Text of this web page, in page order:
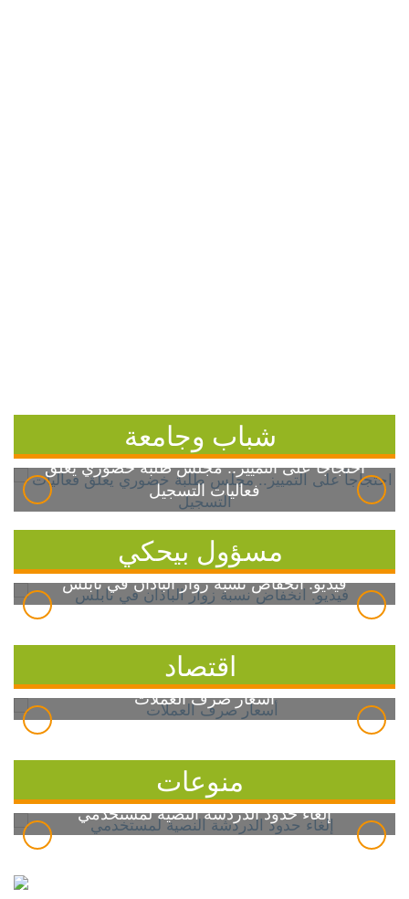
شباب وجامعة
احتجاجاً على التمييز.. مجلس طلبة خضوري يعلق
فعاليات التسجيل
مسؤول بيحكي
فيديو: انخفاض نسبة زوار الباذان في نابلس
اقتصاد
أسعار صرف العملات
منوعات
إلغاء حدود الدردشة النصية لمستخدمي